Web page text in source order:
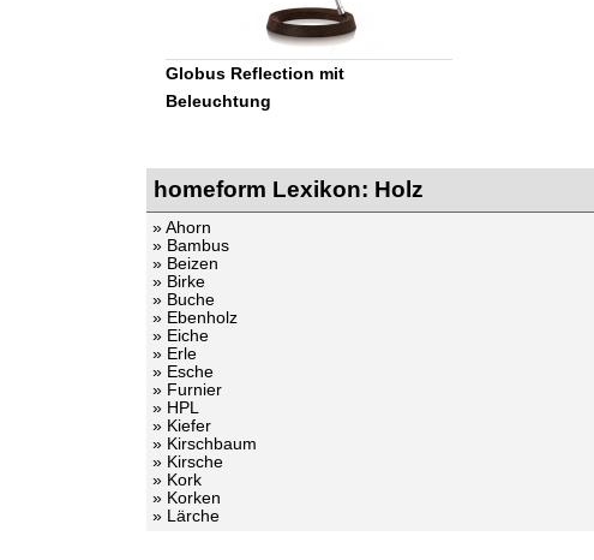
Globus Reflection mit
Beleuchtung
homeform Lexikon: Holz
» Ahorn
» Bambus
» Beizen
» Birke
» Buche
» Ebenholz
» Eiche
» Erle
» Esche
» Furnier
» HPL
» Kiefer
» Kirschbaum
» Kirsche
» Kork
» Korken
» Lärche